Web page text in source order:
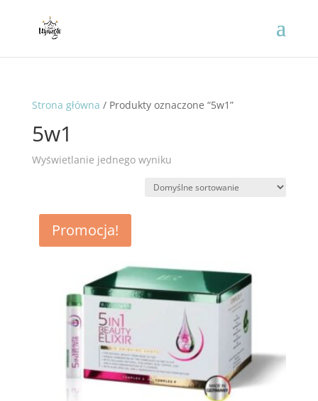
Strona główna / Produkty oznaczone “5w1”
5w1
Wyświetlanie jednego wyniku
Promocja!